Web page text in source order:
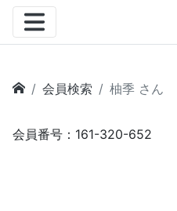
会員検索 柚季 さん
会員番号：161-320-652